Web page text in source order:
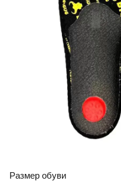
Размер обуви